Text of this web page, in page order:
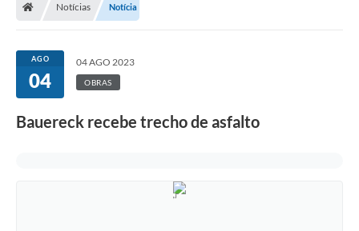
Notícias Notícia
AGO
04
04 AGO 2023
OBRAS
Bauereck recebe trecho de asfalto